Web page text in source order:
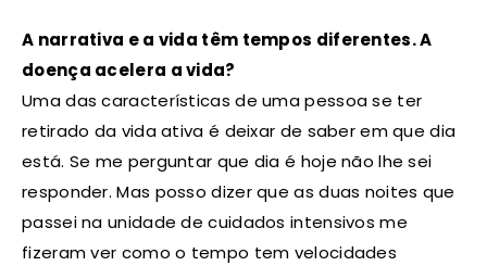
A narrativa e a vida têm tempos diferentes. A
doença acelera a vida?
Uma das características de uma pessoa se ter
retirado da vida ativa é deixar de saber em que dia
está. Se me perguntar que dia é hoje não lhe sei
responder. Mas posso dizer que as duas noites que
passei na unidade de cuidados intensivos me
fizeram ver como o tempo tem velocidades